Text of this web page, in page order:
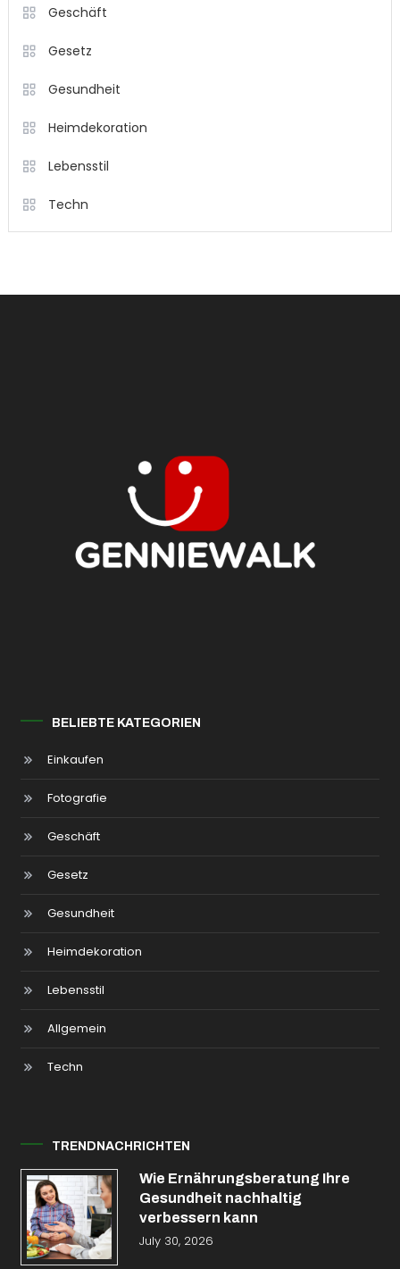
Geschäft
Gesetz
Gesundheit
Heimdekoration
Lebensstil
Techn
BELIEBTE KATEGORIEN
Einkaufen
Fotografie
Geschäft
Gesetz
Gesundheit
Heimdekoration
Lebensstil
Allgemein
Techn
TRENDNACHRICHTEN
Wie Ernährungsberatung Ihre
Gesundheit nachhaltig
verbessern kann
July 30, 2026